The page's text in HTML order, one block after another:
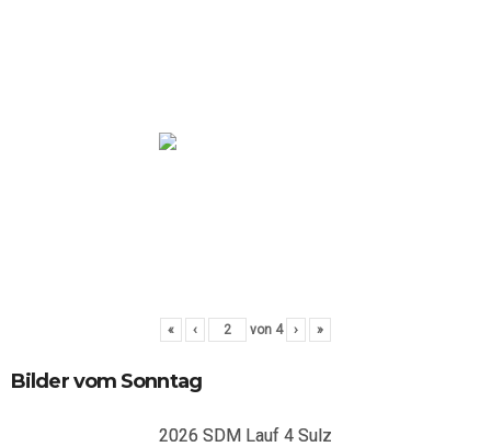
« ‹ von 4 › »
Bilder vom Sonntag
2026 SDM Lauf 4 Sulz